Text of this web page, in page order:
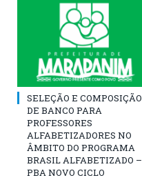
SELEÇÃO E COMPOSIÇÃO
DE BANCO PARA
PROFESSORES
ALFABETIZADORES NO
ÂMBITO DO PROGRAMA
BRASIL ALFABETIZADO –
PBA NOVO CICLO